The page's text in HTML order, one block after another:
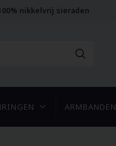
nikkelvrij sieraden
ARMBANDEN